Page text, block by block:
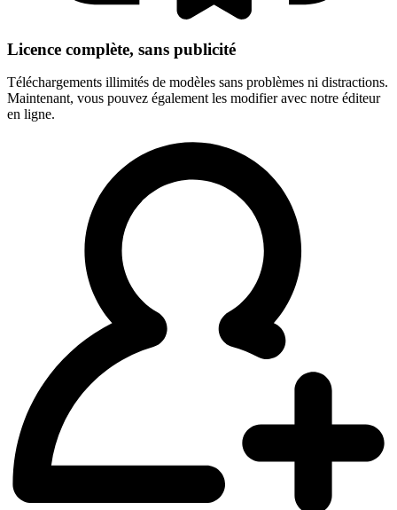
Licence complète, sans publicité
Téléchargements illimités de modèles sans problèmes ni distractions.
Maintenant, vous pouvez également les modifier avec notre éditeur
en ligne.